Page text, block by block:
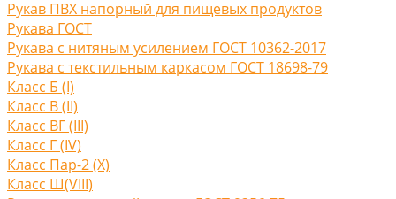
Рукав ПВХ напорный для пищевых продуктов
Рукава ГОСТ
Рукава с нитяным усилением ГОСТ 10362-2017
Рукава с текстильным каркасом ГОСТ 18698-79
Класс Б (I)
Класс В (II)
Класс ВГ (III)
Класс Г (IV)
Класс Пар-2 (X)
Класс Ш(VIII)